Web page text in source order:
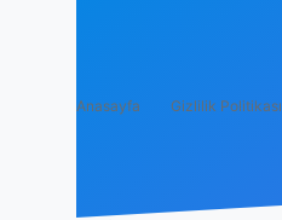
Anasayfa Gizlilik Politikası